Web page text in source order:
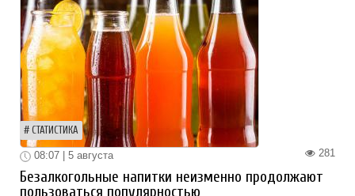
СТАТИСТИКА
281
08:07 | 5 августа
Безалкогольные напитки неизменно продолжают
пользоваться популярностью